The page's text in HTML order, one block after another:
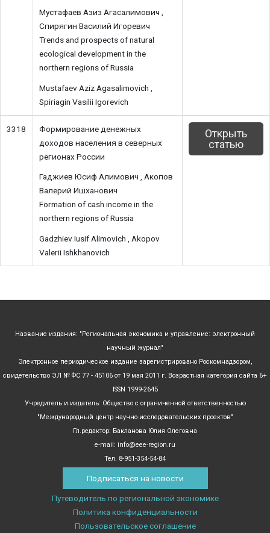
Мустафаев Азиз Агасалимович ,
Спирягин Василий Игоревич
Trends and prospects of natural
ecological development in the
northern regions of Russia
Mustafaev Aziz Agasalimovich ,
Spiriagin Vasilii Igorevich
3318
Формирование денежных
доходов населения в северных
регионах России
Гаджиев Юсиф Алимович , Акопов
Валерий Ишханович
Formation of cash income in the
northern regions of Russia
Gadzhiev Iusif Alimovich , Akopov
Valerii Ishkhanovich
Открыть
статью
Название издания: "Региональная экономика и управление: электронный
научный журнал"
Электронное периодическое издание зарегистрировано Роскомнадзором,
свидетельство ЭЛ № ФС 77 - 45106 от 19 мая 2011 г. Возрастная категория сайта 6+
ISSN 1999-2645
Учредитель и издатель: Общество с ограниченной ответственностью
"Международный центр научно-исследовательских проектов"
Гл.редактор: Бакланова Юлия Олеговна
e-mail: info@eee-region.ru
Тел. 8-951-354-54-84
Подписаться на новости
Путеводитель по региональной экономике
Политика конфиденциальности
Пользовательское соглашение